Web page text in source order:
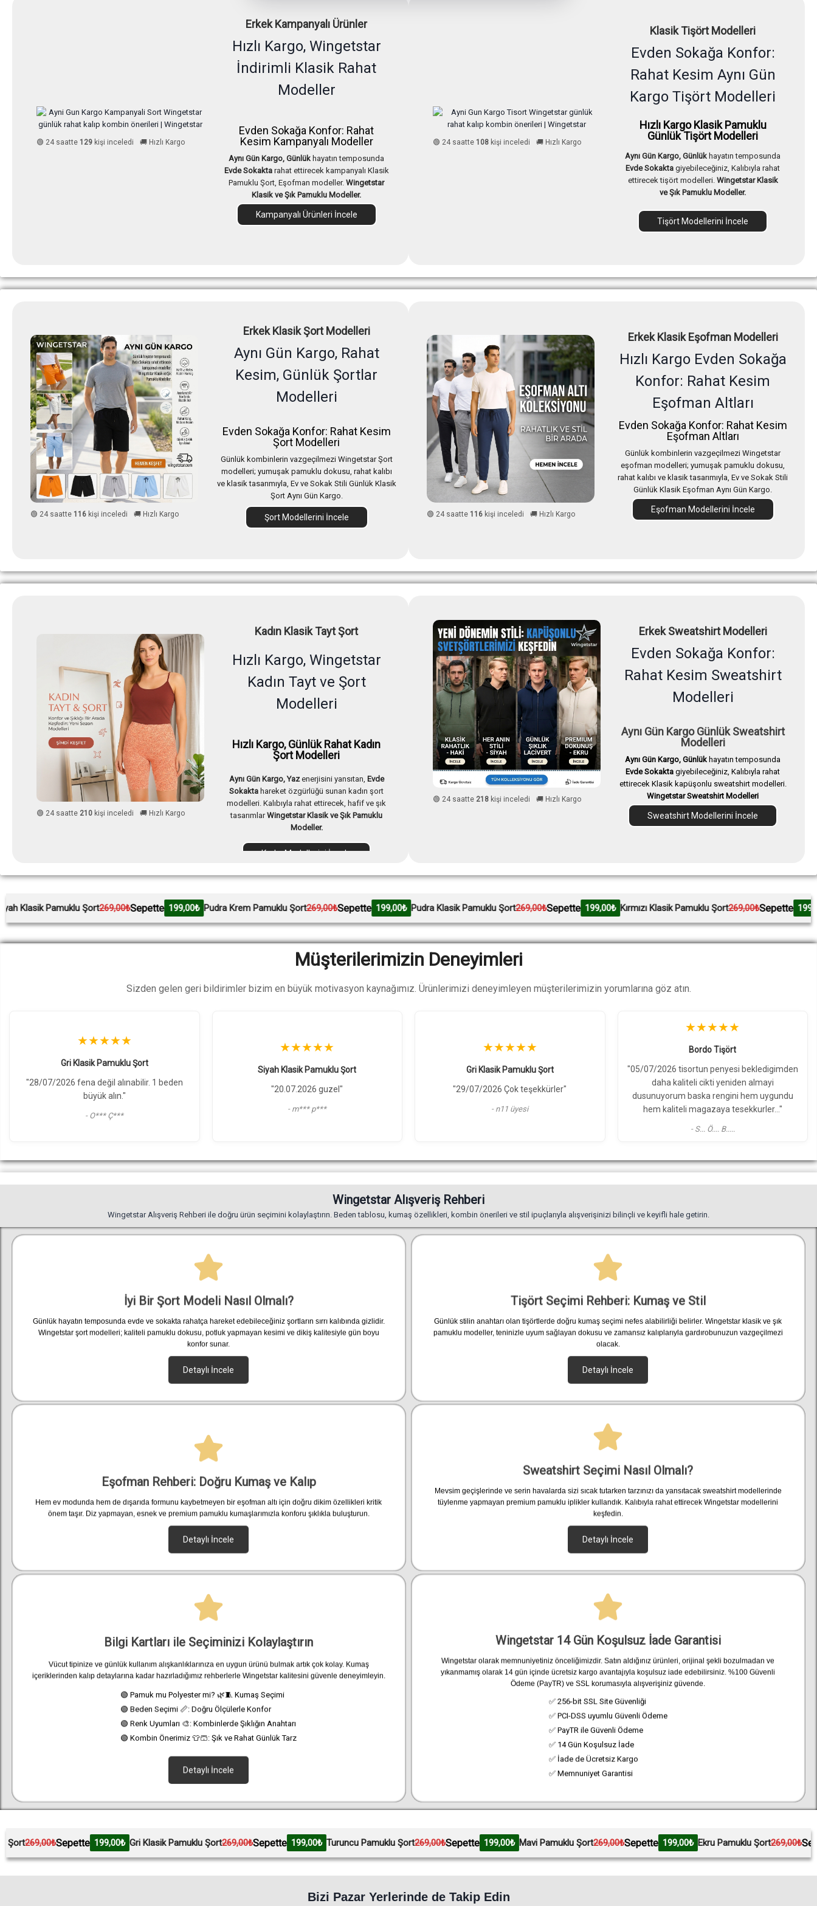
🟢 24 saatte 129 kişi inceledi 🚚 Hızlı Kargo
Erkek Kampanyalı Ürünler
Hızlı Kargo, Wingetstar
İndirimli Klasik Rahat
Modeller
Evden Sokağa Konfor: Rahat
Kesim Kampanyalı Modeller
Aynı Gün Kargo, Günlük hayatın temposunda
Evde Sokaktarahat ettirecek kampanyalı Klasik
Pamuklu Şort, Eşofman modeller. Wingetstar
Klasik ve Şık Pamuklu Modeller.
Kampanyalı Ürünleri İncele
🟢 24 saatte 108 kişi inceledi 🚚 Hızlı Kargo
Klasik Tişört Modelleri
Evden Sokağa Konfor:
Rahat Kesim Aynı Gün
Kargo Tişört Modelleri
Aynı Gün Kargo, Günlük hayatın temposunda
Evde Sokakta giyebileceğiniz, Kalıbıyla rahat
ettirecek tişört modelleri. Wingetstar Klasik
ve Şık Pamuklu Modeller.
Tişört Modellerini İncele
Hızlı Kargo Klasik Pamuklu
Günlük Tişört Modelleri
🟢 24 saatte 116 kişi inceledi 🚚 Hızlı Kargo
Erkek Klasik Şort Modelleri
Aynı Gün Kargo, Rahat
Kesim, Günlük Şortlar
Modelleri
Günlük kombinlerin vazgeçilmezi Wingetstar Şort
modelleri; yumuşak pamuklu dokusu, rahat kalıbı
ve klasik tasarımıyla, Ev ve Sokak Stili Günlük Klasik
Şort Aynı Gün Kargo.
Evden Sokağa Konfor: Rahat Kesim
Şort Modelleri
Şort Modellerini İncele 🟢 24 saatte 116 kişi inceledi 🚚 Hızlı Kargo
Erkek Klasik Eşofman Modelleri
Hızlı Kargo Evden Sokağa
Konfor: Rahat Kesim
Eşofman Altları
Günlük kombinlerin vazgeçilmezi Wingetstar
eşofman modelleri; yumuşak pamuklu dokusu,
rahat kalıbı ve klasik tasarımıyla, Ev ve Sokak Stili
Günlük Klasik Eşofman Aynı Gün Kargo.
Evden Sokağa Konfor: Rahat Kesim
Eşofman Altları
Eşofman Modellerini İncele
🟢 24 saatte 210 kişi inceledi 🚚 Hızlı Kargo
Kadın Klasik Tayt Şort
Hızlı Kargo, Wingetstar
Kadın Tayt ve Şort
Modelleri
Aynı Gün Kargo, Yazenerjisini yansıtan, Evde
Sokakta hareket özgürlüğü sunan kadın şort
modelleri. Kalıbıyla rahat ettirecek, hafif ve şık
tasarımlarWingetstar Klasik ve Şık Pamuklu
Modeller.
Kadın Modellerini İncele
Hızlı Kargo, Günlük Rahat Kadın
Şort Modelleri
🟢 24 saatte 218 kişi inceledi 🚚 Hızlı Kargo
Erkek Sweatshirt Modelleri
Evden Sokağa Konfor:
Rahat Kesim Sweatshirt
Modelleri
Aynı Gün Kargo Günlük Sweatshirt
Modelleri
Aynı Gün Kargo, Günlük hayatın temposunda
Evde Sokakta giyebileceğiniz, Kalıbıyla rahat
ettirecek Klasik kapüşonlu sweatshirt modelleri.
Wingetstar Sweatshirt Modelleri
Sweatshirt Modellerini İncele
Şort269,00₺Sepette 199,00₺ Pudra Krem Pamuklu Şort 269,00₺Sepette 199,00₺ Pudra Klasik Pamuklu Şort269,00₺Sepette 199,00₺ Kırmızı Klasik Pamuklu Şort269,00₺Sepette 199,00₺ Mavi Pamuklu
Müşterilerimizin Deneyimleri
Sizden gelen geri bildirimler bizim en büyük motivasyon kaynağımız. Ürünlerimizi deneyimleyen müşterilerimizin yorumlarına göz atın.
★★★★★
Siyah Klasik Pamuklu Şort
"20.07.2026 guzel"
★★★★★
Gri Klasik Pamuklu Şort
"29/07/2026 Çok teşekkürler"
- n11 üyesi
Bordo Tişört
"05/07/2026 tisortun penyesi bekledigimden
dusunuyorum baska rengini hem uygundu
hem kaliteli magazaya tesekkurler…"
★★★★
Gri Klasik Pamuklu Şort
"03/08/2026 beğendim"
- A*** G***
Wingetstar Alışveriş Rehberi
Wingetstar Alışveriş Rehberi ile doğru ürün seçimini kolaylaştırın. Beden tablosu, kumaş özellikleri, kombin önerileri ve stil ipuçlarıyla alışverişinizi bilinçli ve keyifli hale getirin.
Detaylı İncele
İyi Bir Şort Modeli Nasıl Olmalı?
Günlük hayatın temposunda evde ve sokakta rahatça hareket edebileceğiniz şortların sırrı kalıbında gizlidir.
Wingetstar şort modelleri; kaliteli pamuklu dokusu, potluk yapmayan kesimi ve dikiş kalitesiyle gün boyu
konfor sunar.
Detaylı İncele
Günlük stilin anahtarı olan tişörtlerde doğru kumaş seçimi nefes alabilirliği belirler. Wingetstar klasik ve şık
pamuklu modeller, teninizle uyum sağlayan dokusu ve zamansız kalıplarıyla gardırobunuzun vazgeçilmezi
olacak.
Tişört Seçimi Rehberi: Kumaş ve Stil
Detaylı İncele
Hem ev modunda hem de dışarıda formunu kaybetmeyen bir eşofman altı için doğru dikim özellikleri kritik
önem taşır. Diz yapmayan, esnek ve premium pamuklu kumaşlarımızla konforu şıklıkla buluşturun.
Eşofman Rehberi: Doğru Kumaş ve Kalıp
Detaylı İncele
Mevsim geçişlerinde ve serin havalarda sizi sıcak tutarken tarzınızı da yansıtacak sweatshirt modellerinde
tüylenme yapmayan premium pamuklu iplikler kullandık. Kalıbıyla rahat ettirecek Wingetstar modellerini
keşfedin.
Sweatshirt Seçimi Nasıl Olmalı?
Detaylı İncele
🟢 Pamuk mu Polyester mi? 🌿🧵 Kumaş Seçimi
🟢 Beden Seçimi 📏: Doğru Ölçülerle Konfor
🟢 Renk Uyumları 🎨: Kombinlerde Şıklığın Anahtarı
🟢 Kombin Önerimiz 👕🩳: Şık ve Rahat Günlük Tarz
Vücut tipinize ve günlük kullanım alışkanlıklarınıza en uygun ürünü bulmak artık çok kolay. Kumaş
içeriklerinden kalıp detaylarına kadar hazırladığımız rehberlerle Wingetstar kalitesini güvenle deneyimleyin.
Bilgi Kartları ile Seçiminizi Kolaylaştırın
✅ 256-bit SSL Site Güvenliği
✅ PCI-DSS uyumlu Güvenli Ödeme
✅ PayTR ile Güvenli Ödeme
✅ 14 Gün Koşulsuz İade
✅ İade de Ücretsiz Kargo
✅ Memnuniyet Garantisi
Wingetstar olarak memnuniyetiniz önceliğimizdir. Satın aldığınız ürünleri, orijinal şekli bozulmadan ve
yıkanmamış olarak 14 gün içinde ücretsiz kargo avantajıyla koşulsuz iade edebilirsiniz. %100 Güvenli
Ödeme (PayTR) ve SSL korumasıyla alışverişiniz güvende.
Wingetstar 14 Gün Koşulsuz İade Garantisi
199,00₺ Gri Klasik Pamuklu Şort269,00₺Sepette 199,00₺ Turuncu Pamuklu Şort269,00₺Sepette 199,00₺ Mavi Pamuklu Şort269,00₺Sepette 199,00₺ Ekru Pamuklu Şort269,00₺Sepette 199,00₺
Bizi Pazar Yerlerinde de Takip Edin